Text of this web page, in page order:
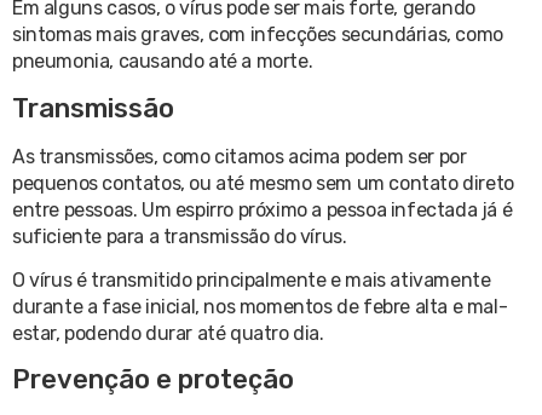
Em alguns casos, o vírus pode ser mais forte, gerando
sintomas mais graves, com infecções secundárias, como
pneumonia, causando até a morte.
Transmissão
As transmissões, como citamos acima podem ser por
pequenos contatos, ou até mesmo sem um contato direto
entre pessoas. Um espirro próximo a pessoa infectada já é
suficiente para a transmissão do vírus.
O vírus é transmitido principalmente e mais ativamente
durante a fase inicial, nos momentos de febre alta e mal-
estar, podendo durar até quatro dia.
Prevenção e proteção